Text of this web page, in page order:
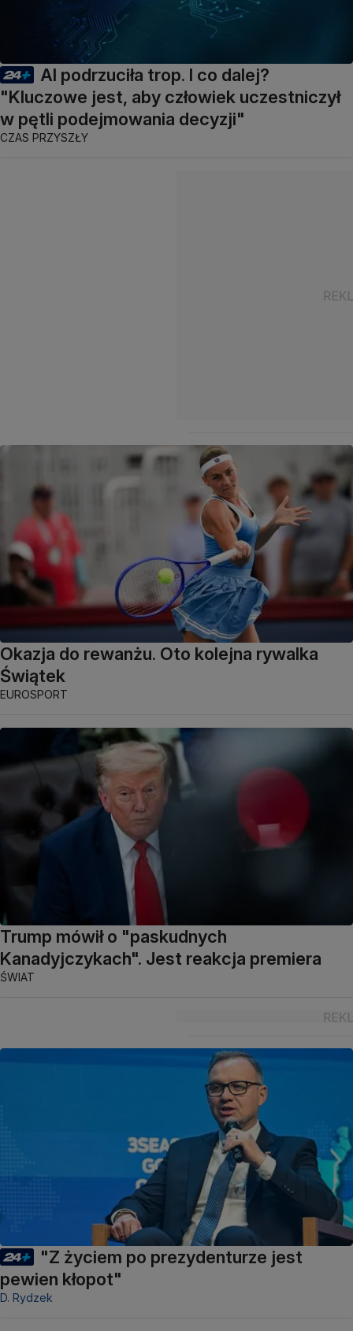
AI podrzuciła trop. I co dalej?
"Kluczowe jest, aby człowiek uczestniczył
w pętli podejmowania decyzji"
CZAS PRZYSZŁY
Okazja do rewanżu. Oto kolejna rywalka
Świątek
EUROSPORT
Trump mówił o "paskudnych
Kanadyjczykach". Jest reakcja premiera
ŚWIAT
"Z życiem po prezydenturze jest
pewien kłopot"
D. Rydzek